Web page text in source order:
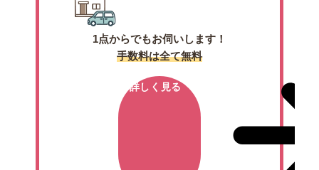
1点からでもお伺いします！
手数料は全て無料
詳しく見る